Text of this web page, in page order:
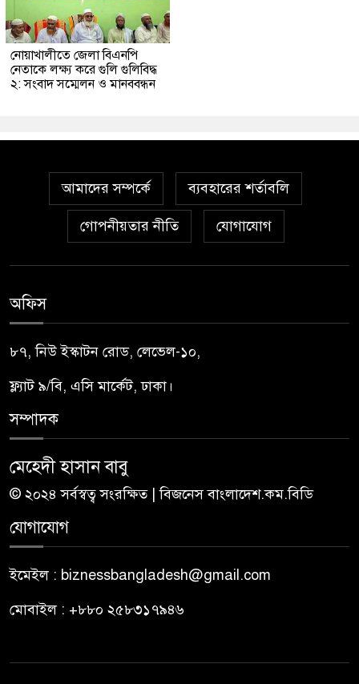
নোয়াখালীতে জেলা বিএনপি
নেতাকে লক্ষ্য করে গুলি গুলিবিদ্ধ
২: সংবাদ সম্মেলন ও মানববন্ধন
আমাদের সম্পর্কে ব্যবহারের শর্তাবলি
গোপনীয়তার নীতি যোগাযোগ
অফিস
৮৭, নিউ ইস্কাটন রোড, লেভেল-১০,
ফ্ল্যাট ৯/বি, এসি মার্কেট, ঢাকা।
সম্পাদক
মেহেদী হাসান বাবু
© ২০২৪ সর্বস্বত্ব সংরক্ষিত | বিজনেস বাংলাদেশ.কম.বিডি
যোগাযোগ
ইমেইল : biznessbangladesh@gmail.com
মোবাইল : +৮৮০ ২৫৮৩১৭৯৪৬